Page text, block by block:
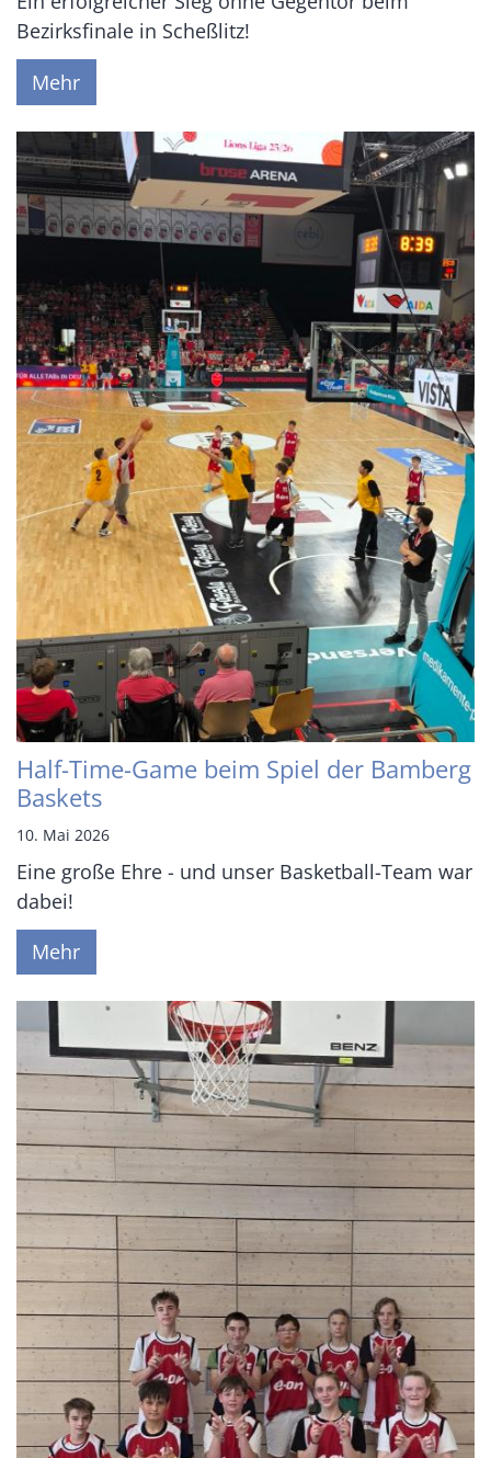
Bezirksfinale in Scheßlitz!
Mehr
Half-Time-Game beim Spiel der Bamberg
Baskets
10. Mai 2026
Eine große Ehre - und unser Basketball-Team war
dabei!
Mehr